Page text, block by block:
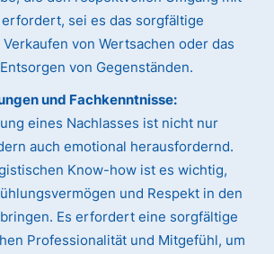
erfordert, sei es das sorgfältige
von Wertsachen oder das
von Gegenständen.
und Fachkenntnisse:
eines Nachlasses ist nicht nur
auch emotional herausfordernd.
Know-how ist es wichtig,
und Respekt in den
Es erfordert eine sorgfältige
Professionalität und Mitgefühl, um